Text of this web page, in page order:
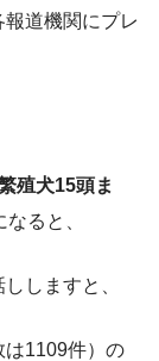
道機関にプレ
殖犬15頭ま
ると、
しますと、
は1109件）の